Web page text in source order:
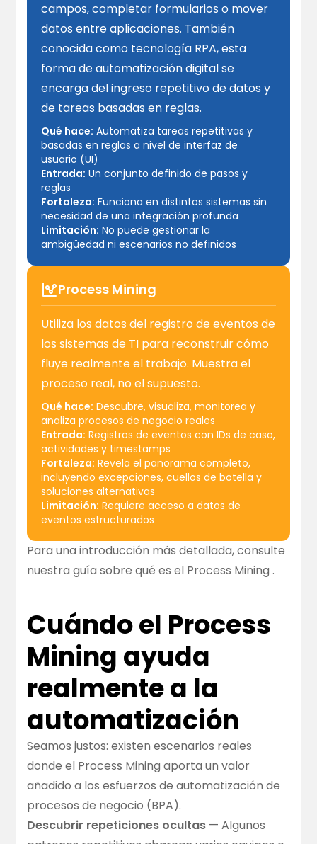
campos, completar formularios o mover
datos entre aplicaciones. También
conocida como tecnología RPA, esta
forma de automatización digital se
encarga del ingreso repetitivo de datos y
de tareas basadas en reglas.
Qué hace: Automatiza tareas repetitivas y
basadas en reglas a nivel de interfaz de
usuario (UI)
Entrada: Un conjunto definido de pasos y
reglas
Fortaleza: Funciona en distintos sistemas sin
necesidad de una integración profunda
Limitación: No puede gestionar la
ambigüedad ni escenarios no definidos
Process Mining
Utiliza los datos del registro de eventos de
los sistemas de TI para reconstruir cómo
fluye realmente el trabajo. Muestra el
proceso real, no el supuesto.
Qué hace: Descubre, visualiza, monitorea y
analiza procesos de negocio reales
Entrada: Registros de eventos con IDs de caso,
actividades y timestamps
Fortaleza: Revela el panorama completo,
incluyendo excepciones, cuellos de botella y
soluciones alternativas
Limitación: Requiere acceso a datos de
eventos estructurados
Para una introducción más detallada, consulte
nuestra guía sobrequé es el Process Mining .
Cuándo el Process
Mining ayuda
realmente a la
automatización
Seamos justos: existen escenarios reales
donde el Process Mining aporta un valor
añadido a los esfuerzos de automatización de
procesos de negocio (BPA).
Descubrir repeticiones ocultas — Algunos